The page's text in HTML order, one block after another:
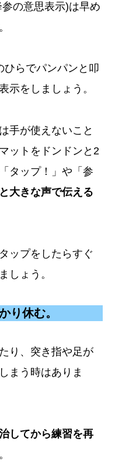
の意思表示)は早め
ひらでパンパンと叩
示をしましょう。
手が使えないこと
ットをドンドンと2
タップ！」や「参
大きな声で伝える
ップをしたらすぐ
しょう。
り休む。
り、突き指や足が
まう時はありま
してから練習を再